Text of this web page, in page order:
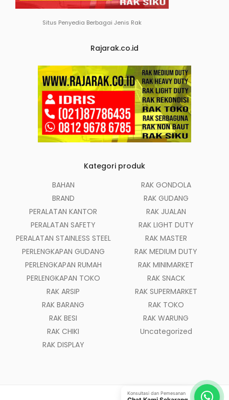
Situs Penyedia Berbagai Jenis Rak
Rajarak.co.id
Kategori produk
BAHAN
BRAND
PERALATAN KANTOR
PERALATAN SAFETY
PERALATAN STAINLESS STEEL
PERLENGKAPAN GUDANG
PERLENGKAPAN RUMAH
PERLENGKAPAN TOKO
RAK ARSIP
RAK BARANG
RAK BESI
RAK CHIKI
RAK DISPLAY
RAK GONDOLA
RAK GUDANG
RAK JUALAN
RAK LIGHT DUTY
RAK MASTER
RAK MEDIUM DUTY
RAK MINIMARKET
RAK SNACK
RAK SUPERMARKET
RAK TOKO
RAK WARUNG
Uncategorized
Konsultasi dan Pemesanan